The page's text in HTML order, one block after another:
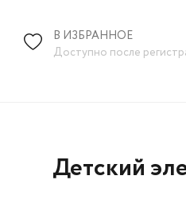
В ИЗБРАННОЕ
Доступно после
Детский